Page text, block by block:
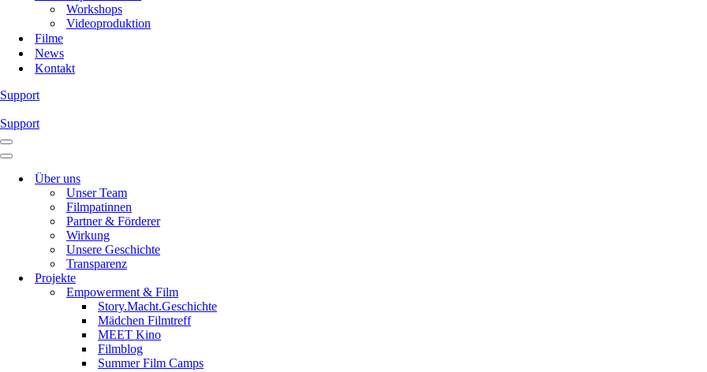
Workshops
Videoproduktion
Filme
News
Kontakt
Support
Support
Navigations-
Menü
Navigations-
Über uns
Unser Team
Filmpatinnen
Partner & Förderer
Wirkung
Unsere Geschichte
Transparenz
Projekte
Empowerment & Film
Story.Macht.Geschichte
Mädchen Filmtreff
MEET Kino
Filmblog
Summer Film Camps